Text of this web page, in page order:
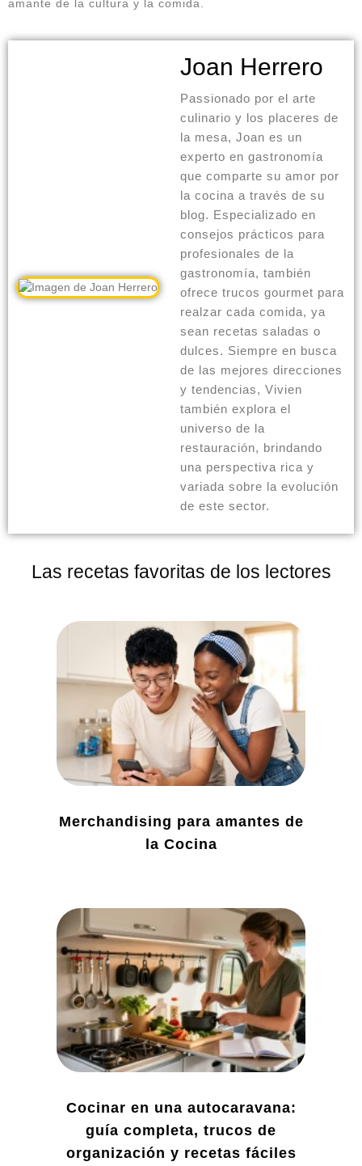
amante de la cultura y la comida.
Joan Herrero
Passionado por el arte
culinario y los placeres de
la mesa, Joan es un
experto en gastronomía
que comparte su amor por
la cocina a través de su
blog. Especializado en
consejos prácticos para
profesionales de la
gastronomía, también
ofrece trucos gourmet para
realzar cada comida, ya
sean recetas saladas o
dulces. Siempre en busca
de las mejores direcciones
y tendencias, Vivien
también explora el
universo de la
restauración, brindando
una perspectiva rica y
variada sobre la evolución
de este sector.
Las recetas favoritas de los lectores
Merchandising para amantes de
la Cocina
Cocinar en una autocaravana:
guía completa, trucos de
organización y recetas fáciles